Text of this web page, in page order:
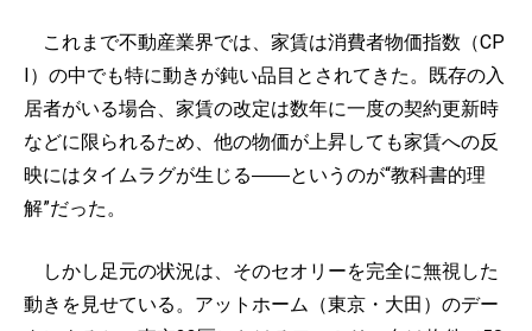
これまで不動産業界では、家賃は消費者物価指数（CP
I）の中でも特に動きが鈍い品目とされてきた。既存の入
居者がいる場合、家賃の改定は数年に一度の契約更新時
などに限られるため、他の物価が上昇しても家賃への反
映にはタイムラグが生じる――というのが“教科書的理
解”だった。
しかし足元の状況は、そのセオリーを完全に無視した
動きを見せている。アットホーム（東京・大田）のデー